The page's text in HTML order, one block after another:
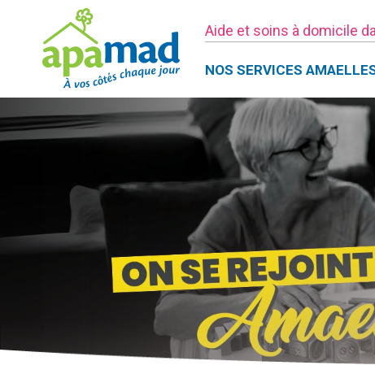
Aide et soins à domicile
NOS SERVICES